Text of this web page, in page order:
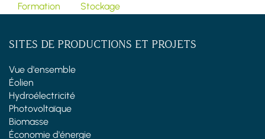
Formation
Stockage
SITES DE PRODUCTIONS ET PROJETS
Vue d'ensemble
Éolien
Hydroélectricité
Photovoltaïque
Biomasse
Économie d'énergie